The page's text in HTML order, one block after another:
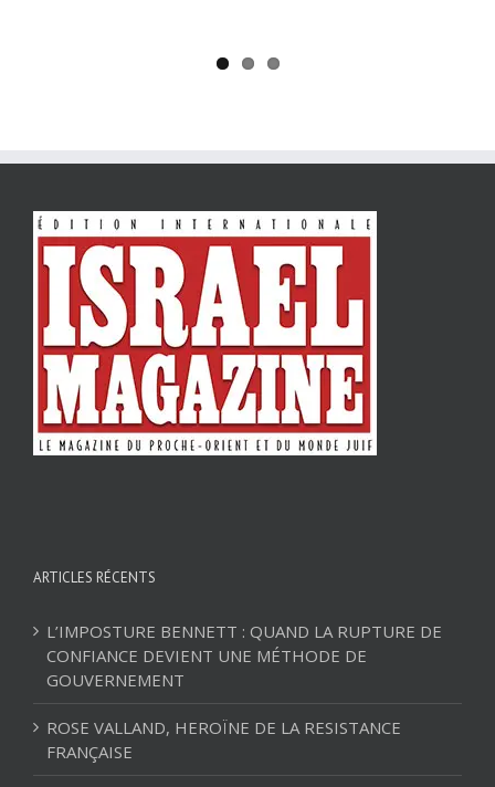
ARTICLES RÉCENTS
L’IMPOSTURE BENNETT : QUAND LA RUPTURE DE
CONFIANCE DEVIENT UNE MÉTHODE DE
GOUVERNEMENT
ROSE VALLAND, HEROÏNE DE LA RESISTANCE
FRANÇAISE